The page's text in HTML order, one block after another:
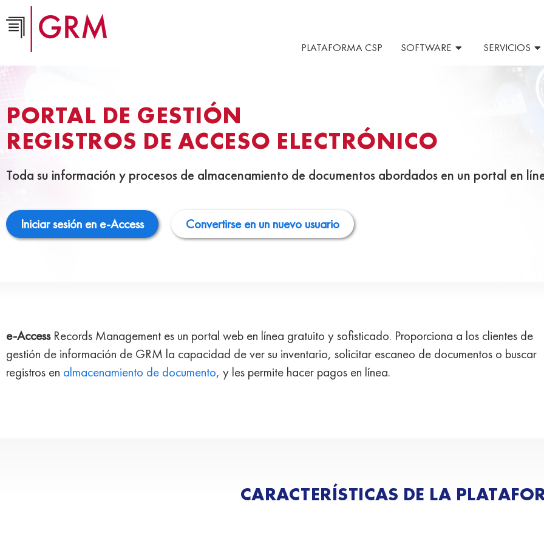
PLATAFORMA CSP SOFTWARE SERVICIOS
PORTAL DE GESTIÓN
REGISTROS DE ACCESO ELECTRÓNICO
Toda su información y procesos de almacenamiento de documentos abordados en un portal en
Iniciar sesión en e-Access Convertirse en un nuevo usuario
e-AccessRecords Management es un portal web en línea gratuito y sofisticado. Proporciona a los clientes de
gestión de información de GRM la capacidad de ver su inventario, solicitar escaneo de documentos o buscar
registros en almacenamiento de documento, y les permite hacer pagos en línea.
CARACTERÍSTICAS DE LA